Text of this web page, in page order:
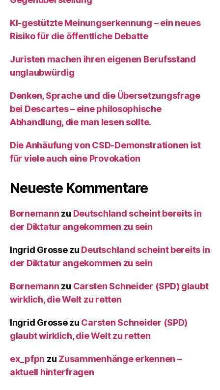
KI‑gestützte Meinungserkennung – ein neues
Risiko für die öffentliche Debatte
Juristen machen ihren eigenen Berufsstand
unglaubwürdig
Denken, Sprache und die Übersetzungsfrage
bei Descartes – eine philosophische
Abhandlung, die man lesen sollte.
Die Anhäufung von CSD-Demonstrationen ist
für viele auch eine Provokation
Neueste Kommentare
Bornemann zu Deutschland scheint bereits in
der Diktatur angekommen zu sein
Ingrid Grossezu Deutschland scheint bereits in
der Diktatur angekommen zu sein
Bornemann zu Carsten Schneider (SPD) glaubt
wirklich, die Welt zu retten
Ingrid Grossezu Carsten Schneider (SPD)
glaubt wirklich, die Welt zu retten
ex_pfpn zu Zusammenhänge erkennen –
aktuell hinterfragen